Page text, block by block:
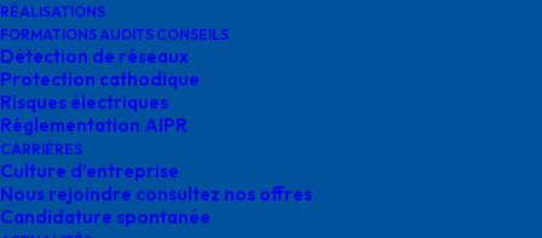
RÉALISATIONS
FORMATIONS AUDITS CONSEILS
Détection de réseaux
Protection cathodique
Risques électriques
Réglementation AIPR
CARRIÈRES
Culture d’entreprise
Nous rejoindre consultez nos offres
Candidature spontanée